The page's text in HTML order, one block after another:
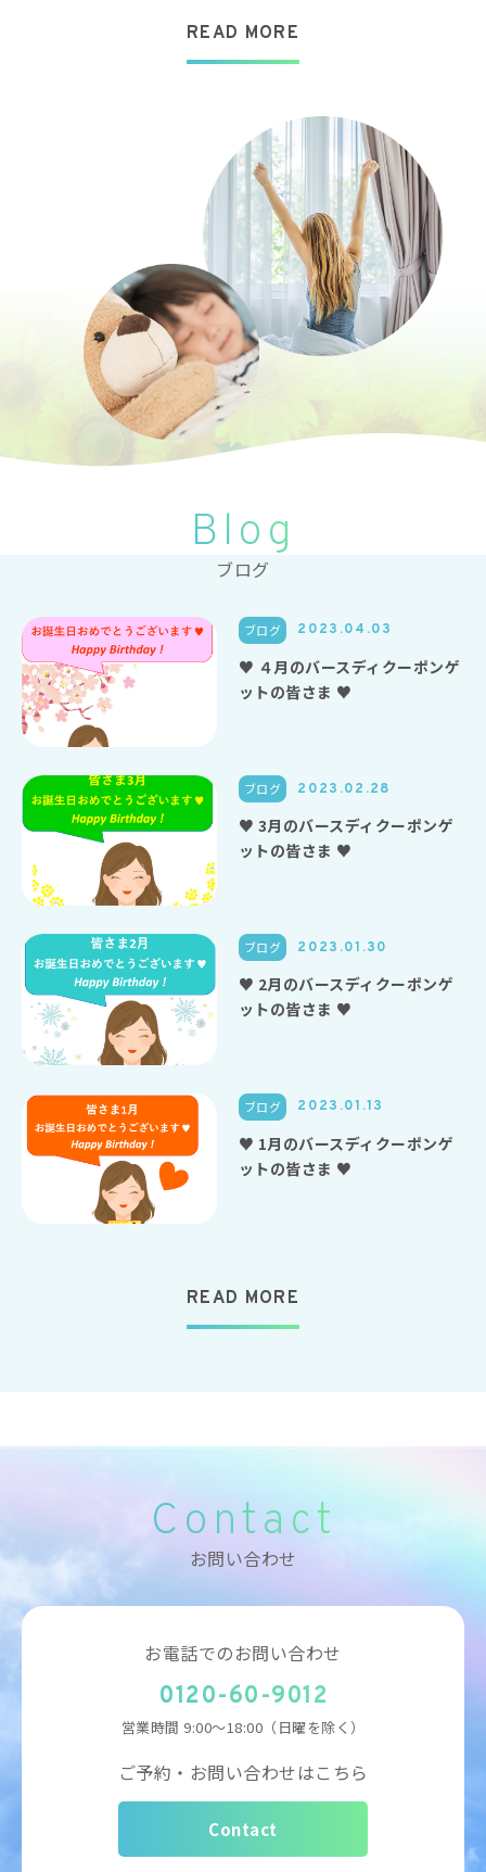
READ MORE
Blog
ブログ
ブログ 2023.04.03
♥ ４月のバースディクーポンゲ
ットの皆さま ♥
ブログ 2023.02.28
♥ 3月のバースディクーポンゲ
ットの皆さま ♥
ブログ 2023.01.30
♥ 2月のバースディクーポンゲ
ットの皆さま ♥
ブログ 2023.01.13
♥ 1月のバースディクーポンゲ
ットの皆さま ♥
READ MORE
Contact
お問い合わせ
お電話でのお問い合わせ
0120-60-9012
営業時間 9:00～18:00（日曜を除く）
ご予約・お問い合わせはこちら
Contact